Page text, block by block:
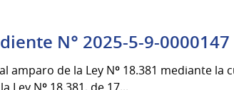
N° 2025-5-9-0000147
de la Ley Nº 18.381 mediante la